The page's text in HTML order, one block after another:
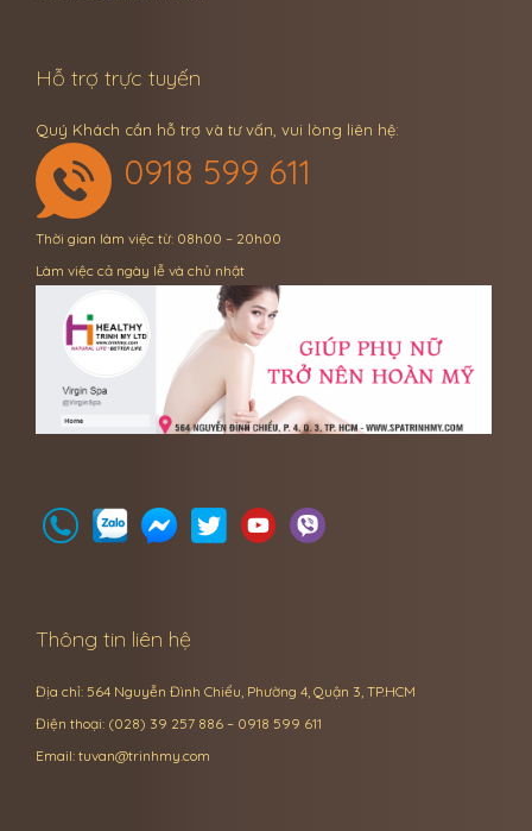
Hỗ trợ trực tuyến
Quý Khách cần hỗ trợ và tư vấn, vui lòng liên hệ:
0918 599 611
Thời gian làm việc từ: 08h00 – 20h00
Làm việc cả ngày lễ và chủ nhật
Thông tin liên hệ
Địa chỉ: 564 Nguyễn Đình Chiểu, Phường 4, Quận 3, TP.HCM
Điện thoại: (028) 39 257 886 – 0918 599 611
Email: tuvan@trinhmy.com